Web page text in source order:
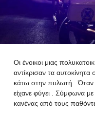
Οι ένοικοι μιας
αντίκρισαν τα
κάτω στην πυλωτή . Όταν
είχανε φύγει . Σύμφωνα
κανένας από τους